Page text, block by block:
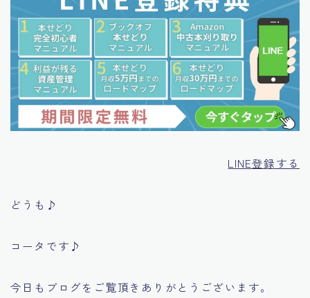
LINE登録する
どうも♪
コータです♪
今日もブログをご覧頂きありがとうございます。